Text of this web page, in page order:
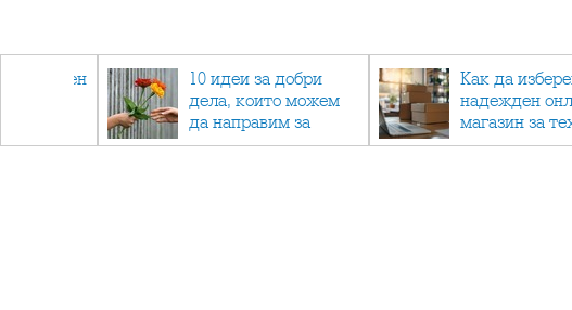
- намален
10 идеи за добри
дела, които можем
да направим за
напълно непознат
Как да
надежден
магазин за